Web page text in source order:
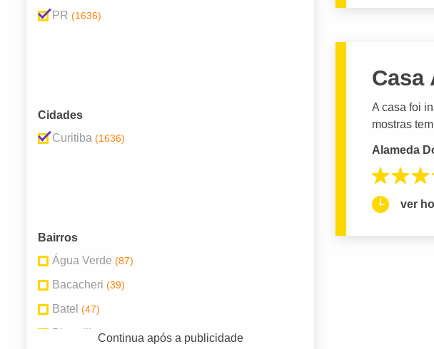
Galerias de Arte
Teatros
PR (1636)
Cidades
Curitiba (1636)
Bairros
Água Verde (87)
Bacacheri (39)
Batel (47)
Bigorrilho(57)
Continua após a publicidade
Casa
A casa foi
mostras
Alameda
ver